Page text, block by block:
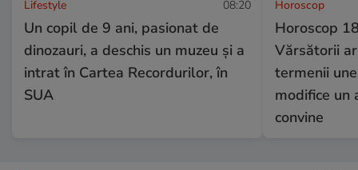
Lifestyle 08:20
Un copil de 9 ani, pasionat de
dinozauri, a deschis un muzeu și a
intrat în Cartea Recordurilor, în
SUA
Horoscop
Horoscop
Vărsătorii
termenii
modifice un
convine